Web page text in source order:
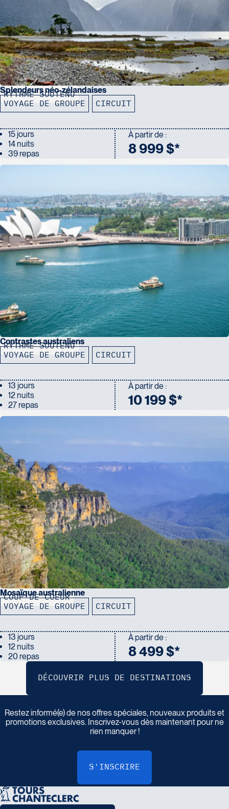
RYTHME SOUTENU
Splendeurs néo-zélandaises
VOYAGE DE GROUPE CIRCUIT
15 jours
14 nuits
39 repas
À partir de :
8 999 $*
RYTHME SOUTENU
Contrastes australiens
VOYAGE DE GROUPE CIRCUIT
13 jours
12 nuits
27 repas
À partir de :
10 199 $*
COUP DE COEUR
Mosaïque australienne
VOYAGE DE GROUPE CIRCUIT
13 jours
12 nuits
20 repas
À partir de :
8 499 $*
Insc ivez vous à n o tre inf lettre
Restez informé(e) de nos offres spéciales, nouveaux produits et
promotions exclusives. Inscrivez-vous dès maintenant pour ne
rien manquer !